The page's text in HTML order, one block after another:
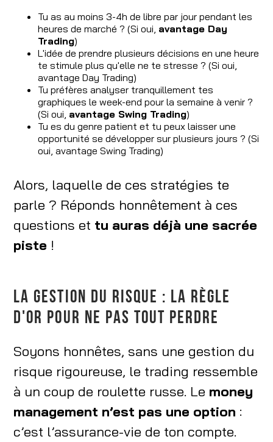
Tu as au moins 3-4h de libre par jour pendant les
heures de marché ? (Si oui, avantage Day
Trading)
L'idée de prendre plusieurs décisions en une heure
te stimule plus qu'elle ne te stresse ? (Si oui,
avantage Day Trading)
Tu préfères analyser tranquillement tes
graphiques le week-end pour la semaine à venir ?
(Si oui, avantage Swing Trading)
Tu es du genre patient et tu peux laisser une
opportunité se développer sur plusieurs jours ? (Si
oui, avantage Swing Trading)
Alors, laquelle de ces stratégies te
parle ? Réponds honnêtement à ces
questions et tu auras déjà une sacrée
piste !
LA GESTION DU RISQUE : LA RÈGLE
D'OR POUR NE PAS TOUT PERDRE
Soyons honnêtes, sans une gestion du
risque rigoureuse, le trading ressemble
à un coup de roulette russe. Le money
management n’est pas une option :
c’est l’assurance-vie de ton compte.